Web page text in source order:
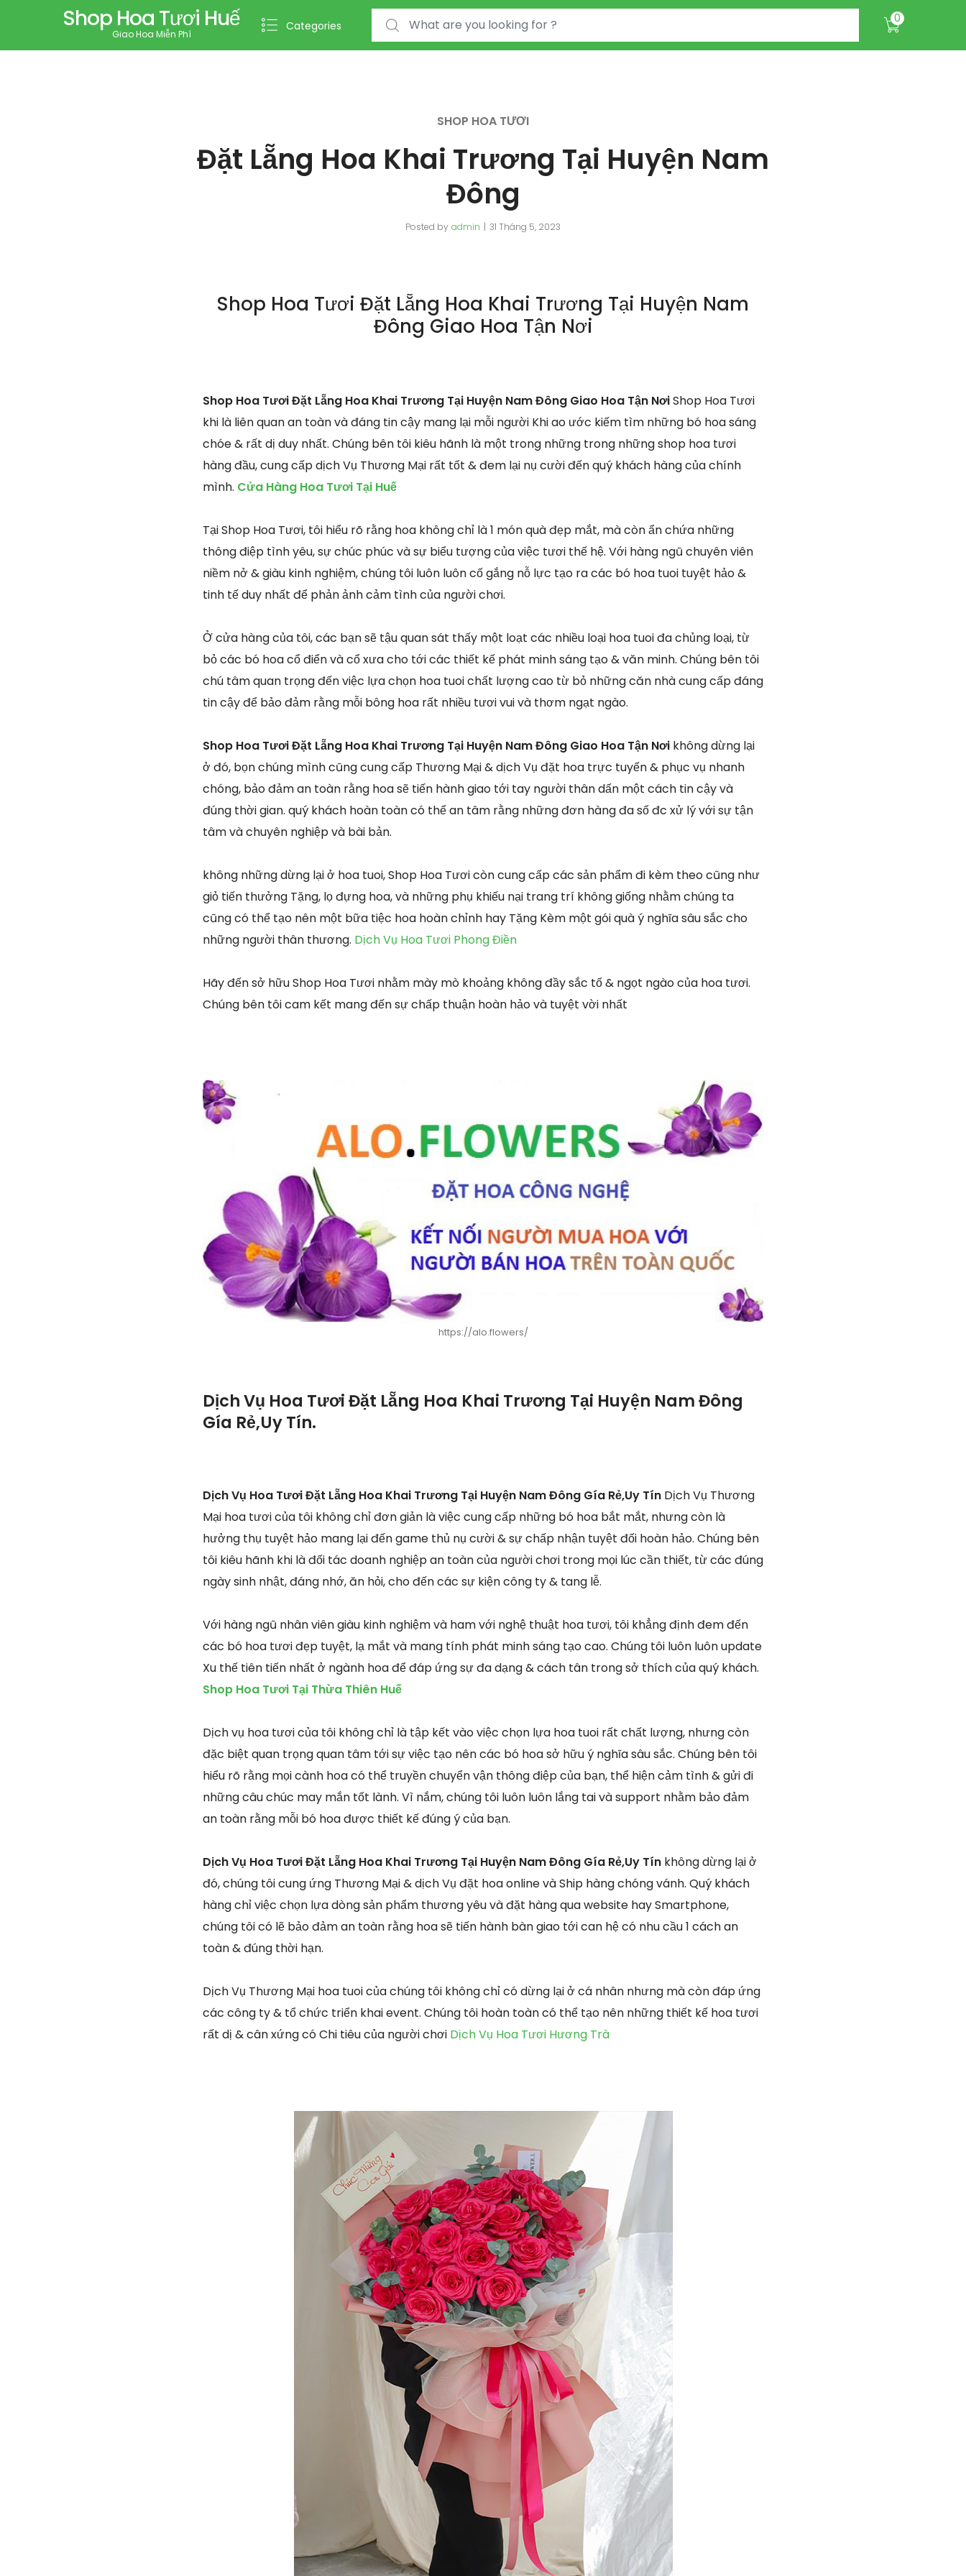
Shop Hoa Tươi Huế
Giao Hoa Miễn Phí
Categories
Search for: 0
SHOP HOA TƯƠI
Đặt Lẵng Hoa Khai Trương Tại Huyện Nam
Đông
Posted by admin 31 Tháng 5, 2023
Shop Hoa Tươi Đặt Lẵng Hoa Khai Trương Tại Huyện Nam
Đông Giao Hoa Tận Nơi
Shop Hoa Tươi Đặt Lẵng Hoa Khai Trương Tại Huyện Nam Đông Giao Hoa Tận NơiShop Hoa Tươi
khi là liên quan an toàn và đáng tin cậy mang lại mỗi người Khi ao ước kiếm tìm những bó hoa sáng
chóe & rất dị duy nhất. Chúng bên tôi kiêu hãnh là một trong những trong những shop hoa tươi
hàng đầu, cung cấp dịch Vụ Thương Mại rất tốt & đem lại nụ cười đến quý khách hàng của chính
mình. Cửa Hàng Hoa Tươi Tại Huế
Tại Shop Hoa Tươi, tôi hiểu rõ rằng hoa không chỉ là 1 món quà đẹp mắt, mà còn ẩn chứa những
thông điệp tình yêu, sự chúc phúc và sự biểu tượng của việc tươi thế hệ. Với hàng ngũ chuyên viên
niềm nở & giàu kinh nghiệm, chúng tôi luôn luôn cố gắng nỗ lực tạo ra các bó hoa tuoi tuyệt hảo &
tinh tế duy nhất để phản ảnh cảm tình của người chơi.
Ở cửa hàng của tôi, các bạn sẽ tậu quan sát thấy một loạt các nhiều loại hoa tuoi đa chủng loại, từ
bỏ các bó hoa cổ điển và cổ xưa cho tới các thiết kế phát minh sáng tạo & văn minh. Chúng bên tôi
chú tâm quan trọng đến việc lựa chọn hoa tuoi chất lượng cao từ bỏ những căn nhà cung cấp đáng
tin cậy để bảo đảm rằng mỗi bông hoa rất nhiều tươi vui và thơm ngạt ngào.
Shop Hoa Tươi Đặt Lẵng Hoa Khai Trương Tại Huyện Nam Đông Giao Hoa Tận Nơi không dừng lại
ở đó, bọn chúng mình cũng cung cấp Thương Mại & dịch Vụ đặt hoa trực tuyến & phục vụ nhanh
chóng, bảo đảm an toàn rằng hoa sẽ tiến hành giao tới tay người thân dấn một cách tin cậy và
đúng thời gian. quý khách hoàn toàn có thể an tâm rằng những đơn hàng đa số đc xử lý với sự tận
tâm và chuyên nghiệp và bài bản.
không những dừng lại ở hoa tuoi, Shop Hoa Tươi còn cung cấp các sản phẩm đi kèm theo cũng như
giỏ tiến thưởng Tặng, lọ đựng hoa, và những phụ khiếu nại trang trí không giống nhằm chúng ta
cũng có thể tạo nên một bữa tiệc hoa hoàn chỉnh hay Tặng Kèm một gói quà ý nghĩa sâu sắc cho
những người thân thương. Dịch Vụ Hoa Tươi Phong Điền
Hãy đến sở hữu Shop Hoa Tươi nhằm mày mò khoảng không đầy sắc tố & ngọt ngào của hoa tươi.
Chúng bên tôi cam kết mang đến sự chấp thuận hoàn hảo và tuyệt vời nhất
https://alo.flowers/
Dịch Vụ Hoa Tươi Đặt Lẵng Hoa Khai Trương Tại Huyện Nam Đông
Gía Rẻ,Uy Tín.
Dịch Vụ Hoa Tươi Đặt Lẵng Hoa Khai Trương Tại Huyện Nam Đông Gía Rẻ,Uy Tín Dịch Vụ Thương
Mại hoa tươi của tôi không chỉ đơn giản là việc cung cấp những bó hoa bắt mắt, nhưng còn là
hưởng thụ tuyệt hảo mang lại đến game thủ nụ cười & sự chấp nhận tuyệt đối hoàn hảo. Chúng bên
tôi kiêu hãnh khi là đối tác doanh nghiệp an toàn của người chơi trong mọi lúc cần thiết, từ các đúng
ngày sinh nhật, đáng nhớ, ăn hỏi, cho đến các sự kiện công ty & tang lễ.
Với hàng ngũ nhân viên giàu kinh nghiệm và ham với nghệ thuật hoa tươi, tôi khẳng định đem đến
các bó hoa tươi đẹp tuyệt, lạ mắt và mang tính phát minh sáng tạo cao. Chúng tôi luôn luôn update
Xu thế tiên tiến nhất ở ngành hoa để đáp ứng sự đa dạng & cách tân trong sở thích của quý khách.
Shop Hoa Tươi Tại Thừa Thiên Huế
Dịch vụ hoa tươi của tôi không chỉ là tập kết vào việc chọn lựa hoa tuoi rất chất lượng, nhưng còn
đặc biệt quan trọng quan tâm tới sự việc tạo nên các bó hoa sở hữu ý nghĩa sâu sắc. Chúng bên tôi
hiểu rõ rằng mọi cành hoa có thể truyền chuyển vận thông điệp của bạn, thể hiện cảm tình & gửi đi
những câu chúc may mắn tốt lành. Vì nắm, chúng tôi luôn luôn lắng tai và support nhằm bảo đảm
an toàn rằng mỗi bó hoa được thiết kế đúng ý của bạn.
Dịch Vụ Hoa Tươi Đặt Lẵng Hoa Khai Trương Tại Huyện Nam Đông Gía Rẻ,Uy Tín không dừng lại ở
đó, chúng tôi cung ứng Thương Mại & dịch Vụ đặt hoa online và Ship hàng chóng vánh. Quý khách
hàng chỉ việc chọn lựa dòng sản phẩm thương yêu và đặt hàng qua website hay Smartphone,
chúng tôi có lẽ bảo đảm an toàn rằng hoa sẽ tiến hành bàn giao tới can hệ có nhu cầu 1 cách an
toàn & đúng thời hạn.
Dịch Vụ Thương Mại hoa tuoi của chúng tôi không chỉ có dừng lại ở cá nhân nhưng mà còn đáp ứng
các công ty & tổ chức triển khai event. Chúng tôi hoàn toàn có thể tạo nên những thiết kế hoa tươi
rất dị & cân xứng có Chi tiêu của người chơi Dịch Vụ Hoa Tươi Hương Trà